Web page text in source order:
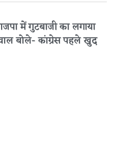
में गुटबाजी का लगाया
बोले- कांग्रेस पहले खुद